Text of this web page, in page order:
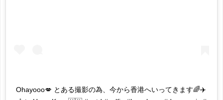
Ohayooo💋 とある撮影の為、今から香港へいってきます🌈✈️